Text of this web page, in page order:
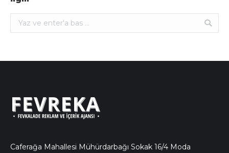
Ara:
Caferağa Mahallesi Mühürdarbağı Sokak 16/4 Moda